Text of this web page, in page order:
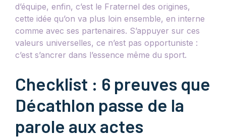
d’équipe, enfin, c’est le Fraternel des origines,
cette idée qu’on va plus loin ensemble, en interne
comme avec ses partenaires. S’appuyer sur ces
valeurs universelles, ce n’est pas opportuniste :
c’est s’ancrer dans l’essence même du sport.
Checklist : 6 preuves que
Décathlon passe de la
parole aux actes